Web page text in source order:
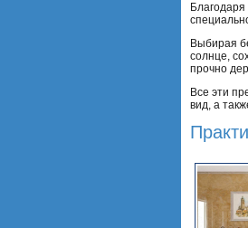
Выбирая
солнце,
прочно
Все эти
вид, а